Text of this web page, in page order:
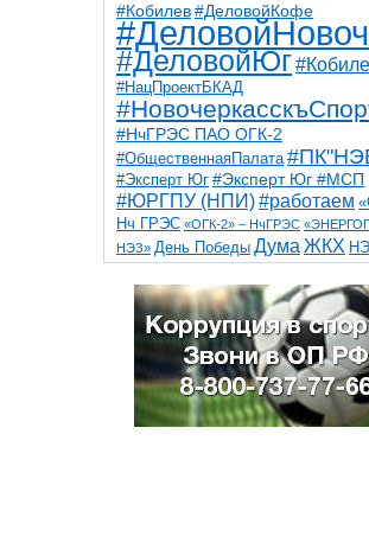
#Кобилев #ДеловойКофе
#ДеловойЮг
#НацПроектБКАД
#НчГРЭС ПАО ОГК-2
#ОбщественнаяПалата
#Эксперт Юг #Эксперт Юг #МСП
#ЮРГПУ (НПИ)#работаем
Нч ГРЭС «ОГК-2» – НчГРЭС
НЭЗ» День Победы Дума ЖКХ
НчГРЭС ТНТ
благоустройствоветераны
детидороги казаки коррупция
общественная палата парк пожар
спорт театр транспорт художники